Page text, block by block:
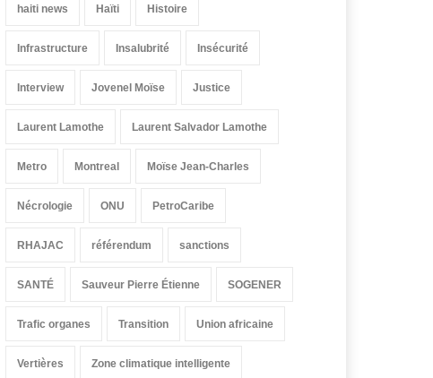
haiti news Haïti Histoire
Infrastructure Insalubrité Insécurité
Interview Jovenel Moïse Justice
Laurent Lamothe Laurent Salvador Lamothe
Metro Montreal Moïse Jean-Charles
Nécrologie ONU PetroCaribe
RHAJAC référendum sanctions
SANTÉ Sauveur Pierre Étienne SOGENER
Trafic organes Transition Union africaine
Vertières Zone climatique intelligente